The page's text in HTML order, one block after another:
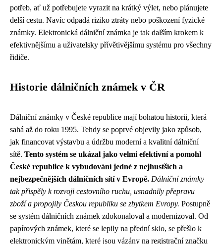
potřeb, ať už potřebujete vyrazit na krátký výlet, nebo plánujete
delší cestu. Navíc odpadá riziko ztráty nebo poškození fyzické
známky. Elektronická dálniční známka je tak dalším krokem k
efektivnějšímu a uživatelsky přívětivějšímu systému pro všechny
řidiče.
Historie dálničních známek v ČR
Dálniční známky v České republice mají bohatou historii, která
sahá až do roku 1995. Tehdy se poprvé objevily jako způsob,
jak financovat výstavbu a údržbu moderní a kvalitní dálniční
sítě. Tento systém se ukázal jako velmi efektivní a pomohl
České republice k vybudování jedné z nejhustších a
nejbezpečnějších dálničních sítí v Evropě. Dálniční známky
tak přispěly k rozvoji cestovního ruchu, usnadnily přepravu
zboží a propojily Českou republiku se zbytkem Evropy. Postupně
se systém dálničních známek zdokonaloval a modernizoval. Od
papírových známek, které se lepily na přední sklo, se přešlo k
elektronickým vinětám, které jsou vázány na registrační značku